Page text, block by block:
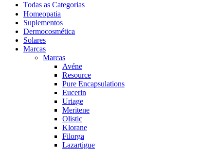
Todas as Categorias
Homeopatia
Suplementos
Dermocosmética
Solares
Marcas
Marcas
Avéne
Resource
Pure Encapsulations
Eucerin
Uriage
Meritene
Olistic
Klorane
Filorga
Lazartigue